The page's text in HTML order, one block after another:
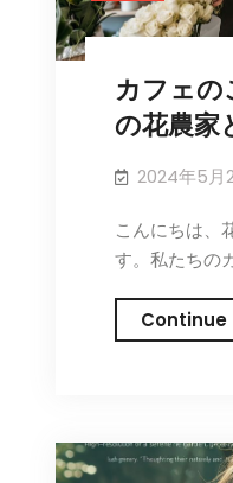
カフェの
の花農家
2024年5月
こんにちは、
す。私たちの